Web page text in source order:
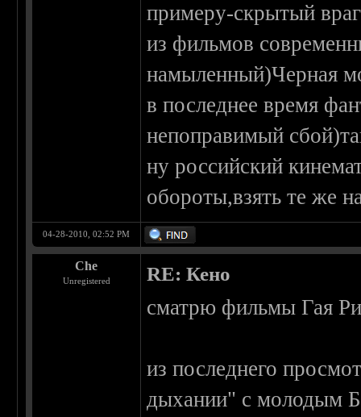
примеру-скрытый
из фильмов
намыленный)Черная
в последнее время
непоправимый
ну российский
обороты,взять те же
04-28-2010, 02:52 PM
Che
Unregistered RE: Кено
сматрю фильмы Гая
из последнего
дыхании" с молодым